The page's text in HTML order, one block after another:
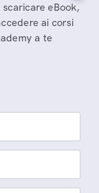
eBook,
ai corsi
a te